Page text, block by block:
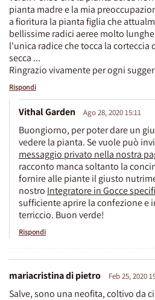
pianta madre e la mia
a fioritura la pianta figlia che
bellissime radici aeree molto
l'unica radice che tocca la corteccia
secca ...
Ringrazio vivamente per ogni
Rispondi
Vithal Garden Ago 28, 2020 15:11
Buongiorno, per poter dare un
vedere la pianta. Se vuole può
messaggio privato nella nostra
racconto manca soltanto la
fornire alle piante il giusto
nostro Integratore in Gocce
sufficiente aprire la confezione e
terriccio. Buon verde!
Rispondi
mariacristina di pietro Feb 25, 2020
Salve, sono una neofita, coltivo da